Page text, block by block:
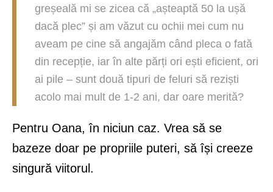
greșeală mi se zicea că „așteaptă 50 la ușă
dacă plec” și am văzut cu ochii mei cum nu
aveam pe cine să angajăm când pleca o fată
din recepție, iar în alte părți ori ești eficient, ori
ai pile – sunt două tipuri de feluri să reziști
acolo mai mult de 1-2 ani, dar oare merită?
Pentru Oana, în niciun caz. Vrea să se
bazeze doar pe propriile puteri, să își creeze
singură viitorul.